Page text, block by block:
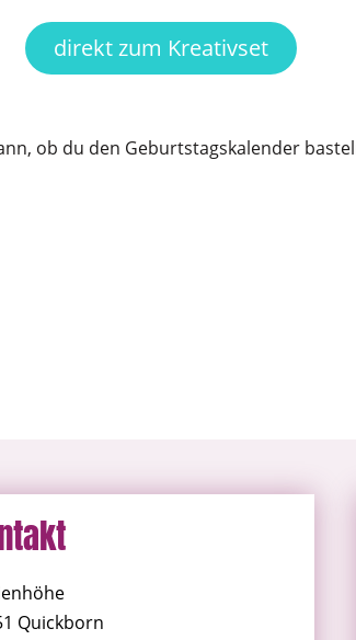
direkt zum Kreativset
ob du den Geburtstagskalender
Quickborn